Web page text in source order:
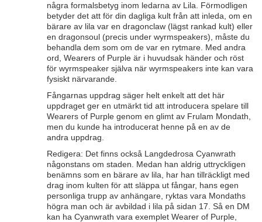
några formalsbetyg inom ledarna av Lila. Förmodligen
betyder det att för din dagliga kult från att inleda, om en
bärare av lila var en dragonclaw (lägst rankad kult) eller
en dragonsoul (precis under wyrmspeakers), måste du
behandla dem som om de var en rytmare. Med andra
ord, Wearers of Purple är i huvudsak händer och röst
för wyrmspeaker själva när wyrmspeakers inte kan vara
fysiskt närvarande.
Fångarnas uppdrag säger helt enkelt att det här
uppdraget ger en utmärkt tid att introducera spelare till
Wearers of Purple genom en glimt av Frulam Mondath,
men du kunde ha introducerat henne på en av de
andra uppdrag.
Redigera: Det finns också Langdedrosa Cyanwrath
någonstans om staden. Medan han aldrig uttryckligen
benämns som en bärare av lila, har han tillräckligt med
drag inom kulten för att släppa ut fångar, hans egen
personliga trupp av anhängare, ryktas vara Mondaths
högra man och är avbildad i lila på sidan 17. Så en DM
kan ha Cyanwrath vara exemplet Wearer of Purple,